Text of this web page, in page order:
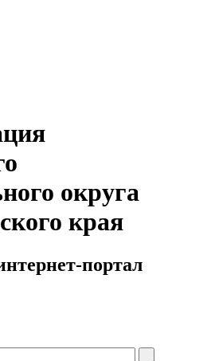
округа
края
портал